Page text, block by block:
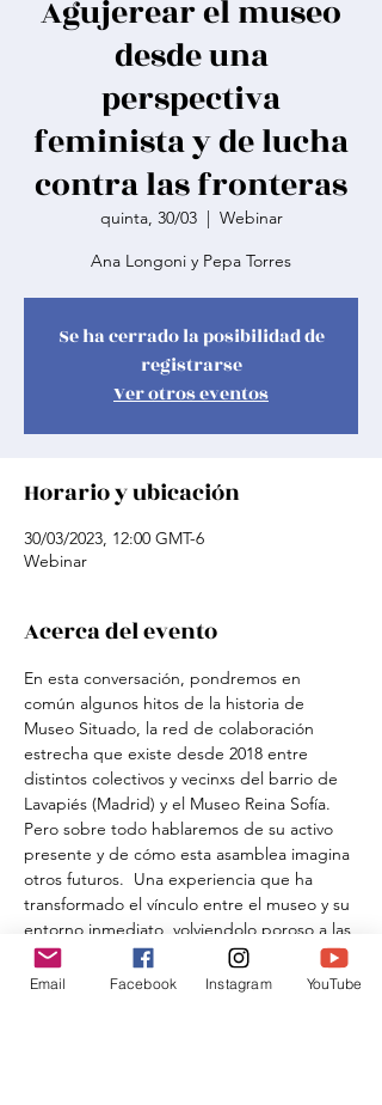
Agujerear el museo
desde una
perspectiva
feminista y de lucha
contra las fronteras
quinta, 30/03
  |
Webinar
Ana Longoni y Pepa Torres
Se ha cerrado la posibilidad de
registrarse
Ver otros eventos
Horario y ubicación
30/03/2023, 12:00 GMT-6
Webinar
Acerca del evento
En esta conversación, pondremos en
común algunos hitos de la historia de
Museo Situado, la red de colaboración
estrecha que existe desde 2018 entre
distintos colectivos y vecinxs del barrio de
Lavapiés (Madrid) y el Museo Reina Sofía.
Pero sobre todo hablaremos de su activo
presente y de cómo esta asamblea imagina
otros futuros.  Una experiencia que ha
transformado el vínculo entre el museo y su
entorno inmediato, volviendolo poroso a las
demandas y urgencias, transformando sus
reglas de juego, e incluso agujereándolo,
Email Facebook Instagram YouTube